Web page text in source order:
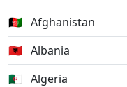
🇦🇫 Afghanistan
🇦🇱 Albania
🇩🇿 Algeria